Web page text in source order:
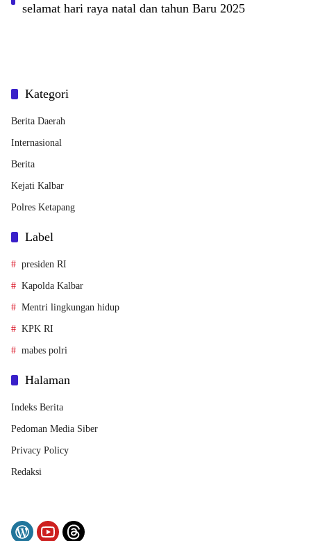
selamat hari raya natal dan tahun Baru 2025
Kategori
Berita Daerah
Internasional
Berita
Kejati Kalbar
Polres Ketapang
Label
presiden RI
Kapolda Kalbar
Mentri lingkungan hidup
KPK RI
mabes polri
Halaman
Indeks Berita
Pedoman Media Siber
Privacy Policy
Redaksi